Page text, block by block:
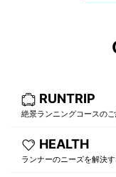
RUNTRIP
絶景ランニングコースの
HEALTH
ランナーのニーズを解決